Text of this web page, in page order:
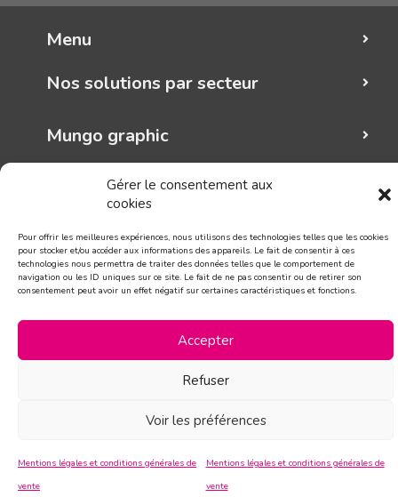
Gérer le consentement aux
cookies
Pour offrir les meilleures expériences, nous utilisons des technologies telles que les cookies
pour stocker et/ou accéder aux informations des appareils. Le fait de consentir à ces
technologies nous permettra de traiter des données telles que le comportement de
navigation ou les ID uniques sur ce site. Le fait de ne pas consentir ou de retirer son
consentement peut avoir un effet négatif sur certaines caractéristiques et fonctions.
Accepter
Refuser
Voir les préférences
Mentions légales et conditions générales de
vente
Mentions légales et conditions générales de
vente
Menu
Nos solutions par secteur
Mungo graphic